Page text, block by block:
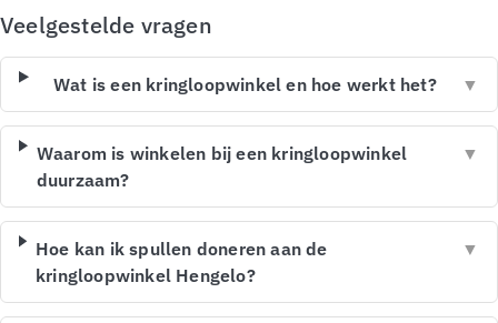
Veelgestelde vragen
Wat is een kringloopwinkel en hoe werkt het? ▼
Waarom is winkelen bij een kringloopwinkel
duurzaam?
▼
Hoe kan ik spullen doneren aan de
kringloopwinkel Hengelo?
▼